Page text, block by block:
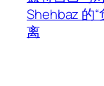
Shehbaz 的“
离